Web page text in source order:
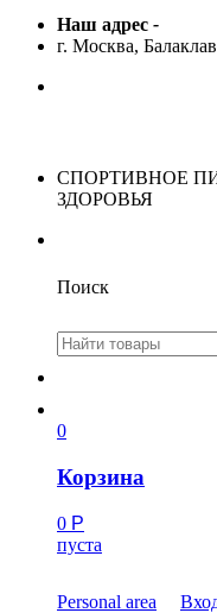
Наш адрес -
г. Москва,
СПОРТИВНОЕ
ЗДОРОВЬЯ
Поиск
0
Корзина
0 Р
пуста
Personal area